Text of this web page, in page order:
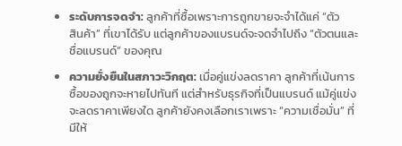
ระดับการจดจำ:ลูกค้าที่ซื้อเพราะการถูกขายจะจำได้แค่ “ตัว
สินค้า” ที่เขาได้รับ แต่ลูกค้าของแบรนด์จะจดจำไปถึง “ตัวตนและ
ชื่อแบรนด์” ของคุณ
ความยั่งยืนในสภาวะวิกฤต:เมื่อคู่แข่งลดราคา ลูกค้าที่เน้นการ
ซื้อของถูกจะหายไปทันที แต่สำหรับธุรกิจที่เป็นแบรนด์ แม้คู่แข่ง
จะลดราคาเพียงใด ลูกค้ายังคงเลือกเราเพราะ “ความเชื่อมั่น” ที่
มีให้